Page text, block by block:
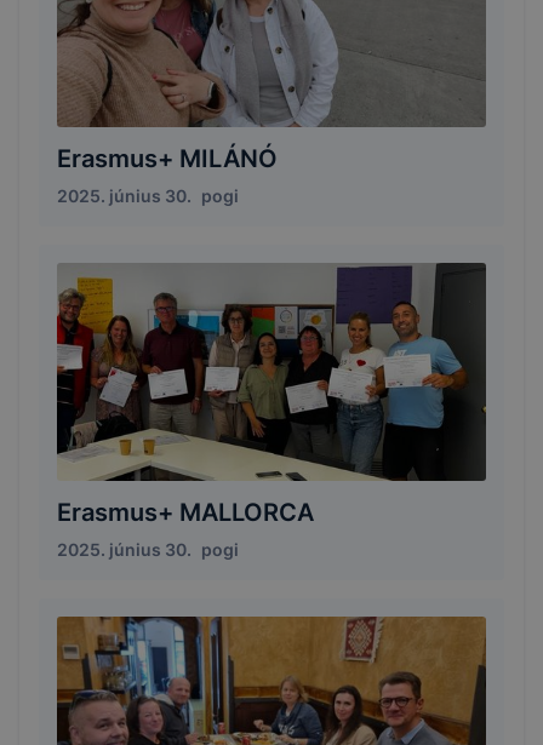
Erasmus+ MILÁNÓ
2025. június 30. pogi
Erasmus+ MALLORCA
2025. június 30. pogi